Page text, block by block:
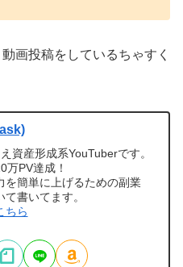
画投稿をしているちゃすく
資産形成系YouTuberです。
万PV達成！
を簡単に上げるための副業
書いてます。
ちら